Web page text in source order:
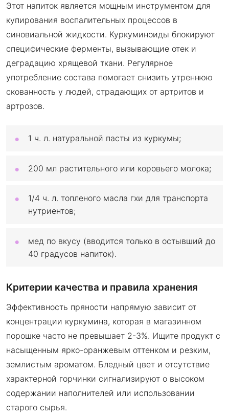
Этот напиток является мощным инструментом для
купирования воспалительных процессов в
синовиальной жидкости. Куркуминоиды блокируют
специфические ферменты, вызывающие отек и
деградацию хрящевой ткани. Регулярное
употребление состава помогает снизить утреннюю
скованность у людей, страдающих от артритов и
артрозов.
1 ч. л. натуральной пасты из куркумы;
200 мл растительного или коровьего молока;
1/4 ч. л. топленого масла гхи для транспорта
нутриентов;
мед по вкусу (вводится только в остывший до
40 градусов напиток).
Критерии качества и правила хранения
Эффективность пряности напрямую зависит от
концентрации куркумина, которая в магазинном
порошке часто не превышает 2-3%. Ищите продукт с
насыщенным ярко-оранжевым оттенком и резким,
землистым ароматом. Бледный цвет и отсутствие
характерной горчинки сигнализируют о высоком
содержании наполнителей или использовании
старого сырья.